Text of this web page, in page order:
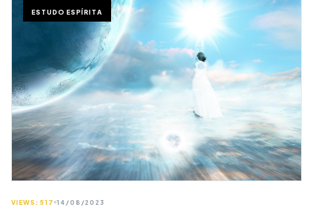
ESTUDO ESPÍRITA
VIEWS: 517 14/08/2023